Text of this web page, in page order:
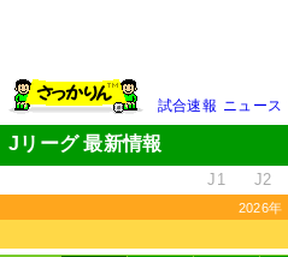
試合速報 ニュース
Jリーグ 最新情報
J1 J2
2026年